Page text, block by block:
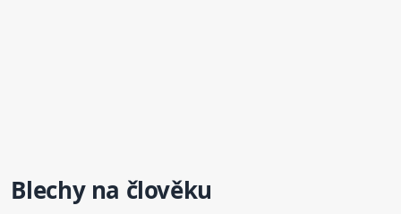
Blechyna člověku